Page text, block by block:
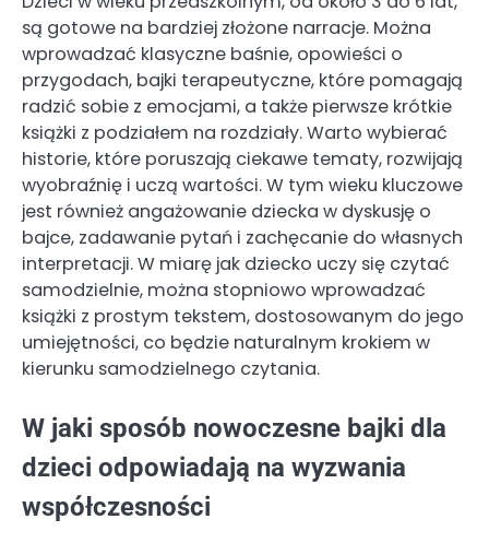
są gotowe na bardziej złożone narracje. Można
wprowadzać klasyczne baśnie, opowieści o
przygodach, bajki terapeutyczne, które pomagają
radzić sobie z emocjami, a także pierwsze krótkie
książki z podziałem na rozdziały. Warto wybierać
historie, które poruszają ciekawe tematy, rozwijają
wyobraźnię i uczą wartości. W tym wieku kluczowe
jest również angażowanie dziecka w dyskusję o
bajce, zadawanie pytań i zachęcanie do własnych
interpretacji. W miarę jak dziecko uczy się czytać
samodzielnie, można stopniowo wprowadzać
książki z prostym tekstem, dostosowanym do jego
umiejętności, co będzie naturalnym krokiem w
kierunku samodzielnego czytania.
W jaki sposób nowoczesne bajki dla
dzieci odpowiadają na wyzwania
współczesności